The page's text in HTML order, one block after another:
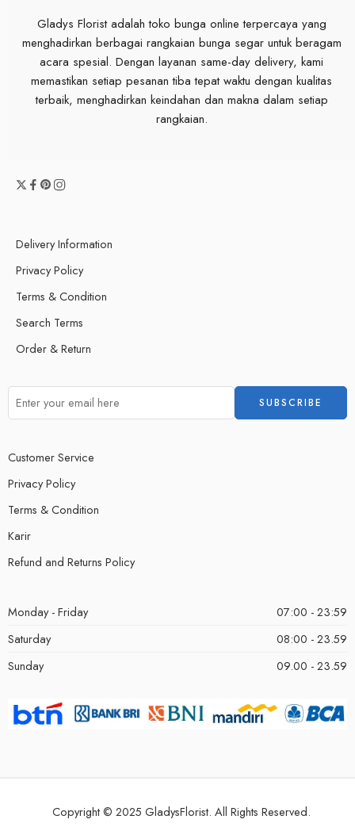
Gladys Florist adalah toko bunga online terpercaya yang
menghadirkan berbagai rangkaian bunga segar untuk beragam
acara spesial. Dengan layanan same-day delivery, kami
memastikan setiap pesanan tiba tepat waktu dengan kualitas
terbaik, menghadirkan keindahan dan makna dalam setiap
rangkaian.
Delivery Information
Privacy Policy
Terms & Condition
Search Terms
Order & Return
Customer Service
Privacy Policy
Terms & Condition
Karir
Refund and Returns Policy
Monday - Friday
07:00 - 23:59
Saturday
08:00 - 23.59
Sunday
09.00 - 23.59
Copyright © 2025 GladysFlorist. All Rights Reserved.